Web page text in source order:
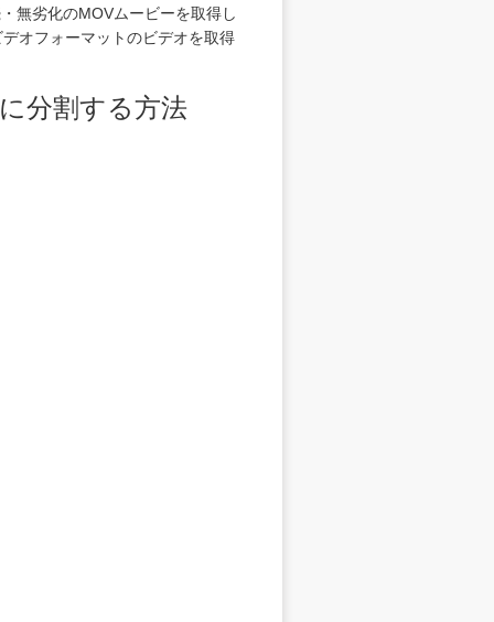
無劣化のMOVムービーを取得し
オフォーマットのビデオを取得
分割する方法